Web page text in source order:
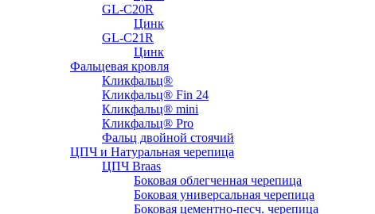
GL-С20R
Цинк
GL-С21R
Цинк
Фальцевая кровля
Кликфальц®
Кликфальц® Fin 24
Кликфальц® mini
Кликфальц® Pro
Фальц двойной стоячий
ЦПЧ и Натуральная черепица
ЦПЧ Braas
Боковая облегченная черепица
Боковая универсальная черепица
Боковая цементно-песч. черепица